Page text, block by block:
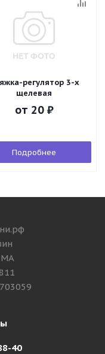
регулятор 3-х
щелевая
от 20 ₽
Подробнее
МА
40